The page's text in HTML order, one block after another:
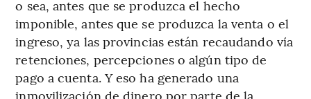
o sea, antes que se produzca el hecho
imponible, antes que se produzca la venta o el
ingreso, ya las provincias están recaudando vía
retenciones, percepciones o algún tipo de
pago a cuenta. Y eso ha generado una
inmovilización de dinero por parte de la